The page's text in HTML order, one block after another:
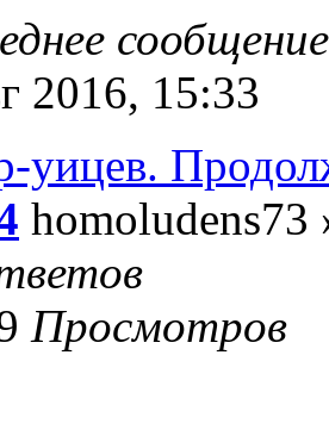
2016, 15:33
уицев.
Просмотров